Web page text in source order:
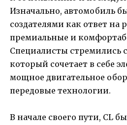
Изначально, автомобиль
создателями как ответ на
премиальные и
Специалисты стремились
который сочетает в себе
мощное двигательное
передовые технологии.
В начале своего пути, CL